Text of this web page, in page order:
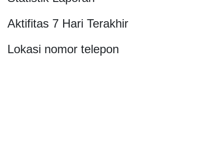
Aktifitas 7 Hari Terakhir
Lokasi nomor telepon